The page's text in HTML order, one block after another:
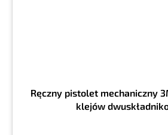
Ręczny pistolet mechaniczny
klejów